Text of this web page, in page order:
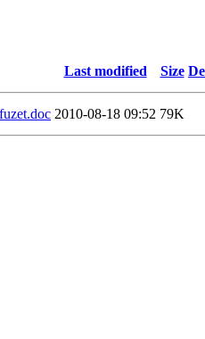
Last modified Size
2010-08-18 09:52 79K